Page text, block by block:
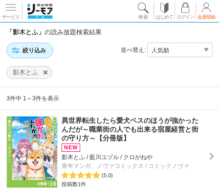
サービス 検索 はじめて ログイン 会員登録
「影木とふ」の読み放題検索結果
絞り込み 並べ替え:
影木とふ
3件中 1～3件を表示
異世界転生したら愛犬ベスのほうが強かった
んだが～職業街の人でも出来る宿屋経営と街
の守り方～【分冊版】
影木とふ / 藍川ユヅル / クロがねや
青年マンガ、ノヴァコミックス / コミックノヴァ
(5.0)
投稿数1件